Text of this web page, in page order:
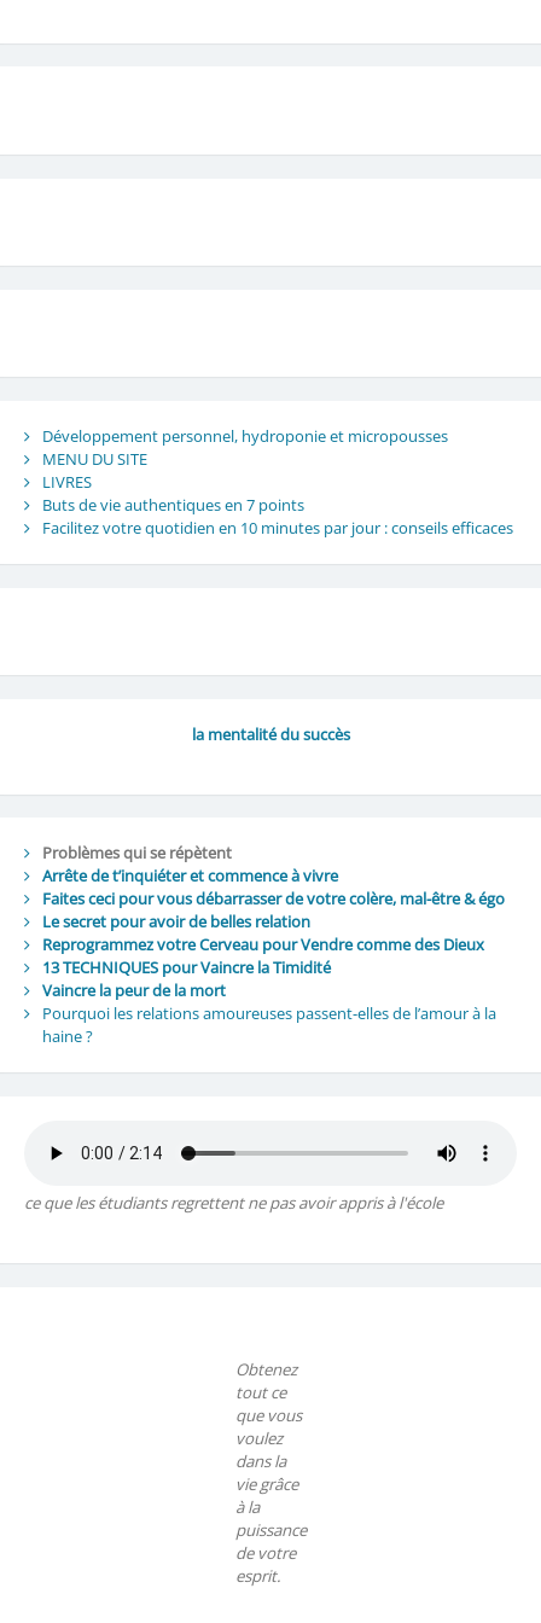
Développement personnel, hydroponie et micropousses
MENU DU SITE
LIVRES
Buts de vie authentiques en 7 points
Facilitez votre quotidien en 10 minutes par jour : conseils efficaces
la mentalité du succès
Problèmes qui se répètent
Arrête de t’inquiéter et commence à vivre
Faites ceci pour vous débarrasser de votre colère, mal-être & égo
Le secret pour avoir de belles relation
Reprogrammez votre Cerveau pour Vendre comme des Dieux
13 TECHNIQUES pour Vaincre la Timidité
Vaincre la peur de la mort
Pourquoi les relations amoureuses passent-elles de l’amour à la
haine ?
ce que les étudiants regrettent ne pas avoir appris à l'école
Obtenez
tout ce
que vous
voulez
dans la
vie grâce
à la
puissance
de votre
esprit.